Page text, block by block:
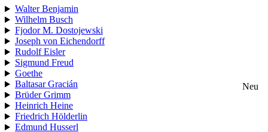
Walter Benjamin
Wilhelm Busch
Fjodor M. Dostojewski
Joseph von Eichendorff
Rudolf Eisler
Sigmund Freud
Goethe
Baltasar Gracián
Neu
Brüder Grimm
Heinrich Heine
Friedrich Hölderlin
Edmund Husserl